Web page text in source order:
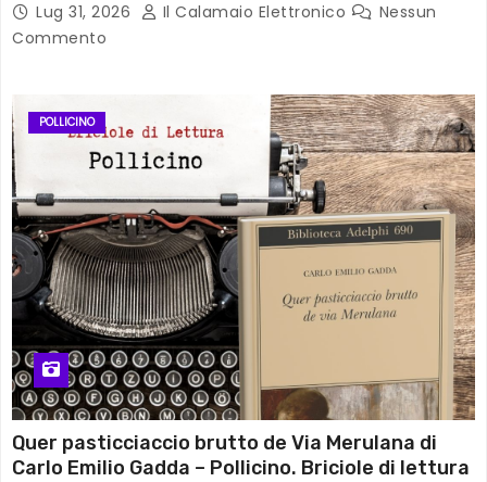
Lug 31, 2026 Il Calamaio Elettronico
Nessun
Commento
POLLICINO
Quer pasticciaccio brutto de Via Merulana di
Carlo Emilio Gadda – Pollicino. Briciole di lettura